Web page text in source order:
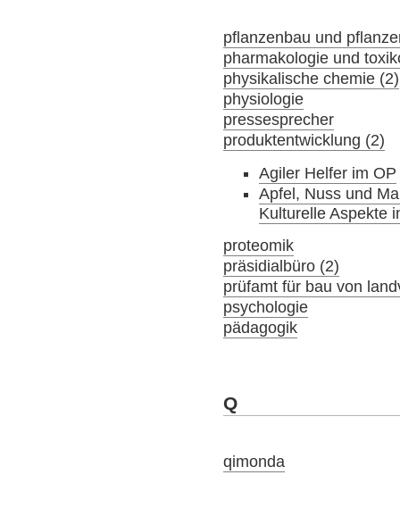
pflanzenbau und
pharmakologie und
physikalische chemie (2)
physiologie
pressesprecher
produktentwicklung (2)
Agiler Helfer im OP
Apfel, Nuss und
Kulturelle Aspekte
proteomik
präsidialbüro (2)
prüfamt für bau von
psychologie
pädagogik
Q
qimonda